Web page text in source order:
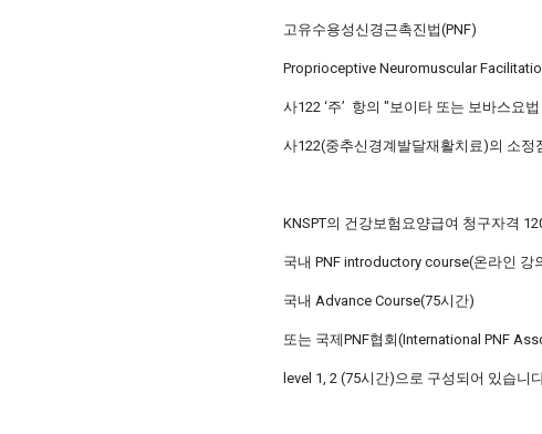
고유수용성신경근촉진법(PNF)
Proprioceptive Neuromuscular
사122 ‘주’ 항의 "보이타 또는 보바스요
사122(중추신경계발달재활치료)의 소정
KNSPT의 건강보험요양급여 청구자격
국내 PNF introductory course(온라인 강
국내 Advance Course(75시간)
또는 국제PNF협회(International PNF
level 1, 2 (75시간)으로 구성되어 있습니